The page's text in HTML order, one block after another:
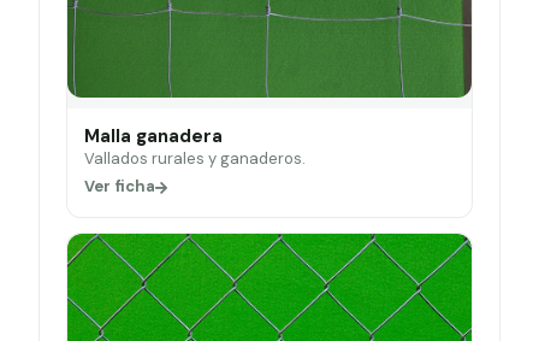
Malla ganadera
Vallados rurales y ganaderos.
Ver ficha